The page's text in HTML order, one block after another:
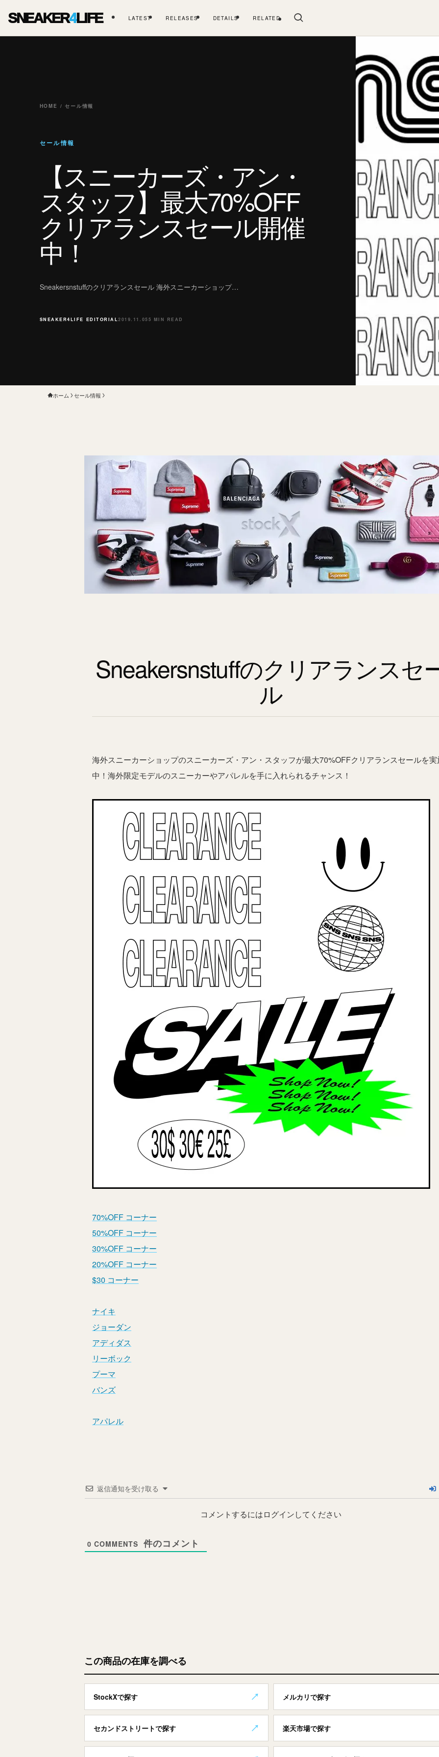
SNEAKER4LIFE LATEST RELEASES DETAILS RELATED
HOME / セール情報
セール情報
【スニーカーズ・アン・
スタッフ】最大70%OFF
クリアランスセール開催
中！
Sneakersnstuffのクリアランスセール 海外スニーカーショップ…
SNEAKER4LIFE EDITORIAL2019.11.055 MIN READ
ホーム セール情報
Sneakersnstuffのクリアランスセ
ル
海外スニーカーショップのスニーカーズ・アン・スタッフが最大70%OFFクリアランスセールを
中！海外限定モデルのスニーカーやアパレルを手に入れられるチャンス！
70%OFF コーナー
50%OFF コーナー
30%OFF コーナー
20%OFF コーナー
$30 コーナー
ナイキ
ジョーダン
アディダス
リーボック
プーマ
バンズ
アパレル
この商品の在庫を調べる
StockXで探す メルカリで探す
セカンドストリートで探す 楽天市場で探す
返信通知を受け取る
コメントするにはログインしてください
0 COMMENTS